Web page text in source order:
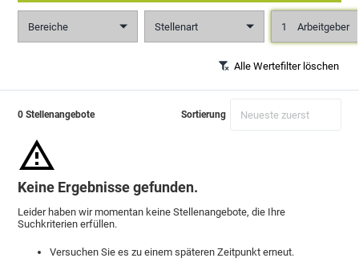
Bereiche Stellenart 1 Arbeitgeber
Alle Wertefilter löschen
0 Stellenangebote Sortierung
Keine Ergebnisse gefunden.
Leider haben wir momentan keine Stellenangebote, die Ihre
Suchkriterien erfüllen.
Versuchen Sie es zu einem späteren Zeitpunkt erneut.